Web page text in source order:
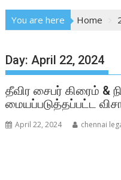
You are here Home
Day:April 22, 2024
தீவிர சைபர் கிரைம் &
மையப்படுத்தப்பட்ட
April 22, 2024 chennai